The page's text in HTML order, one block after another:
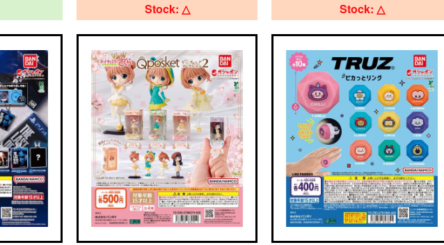
Stock: △ Stock: △